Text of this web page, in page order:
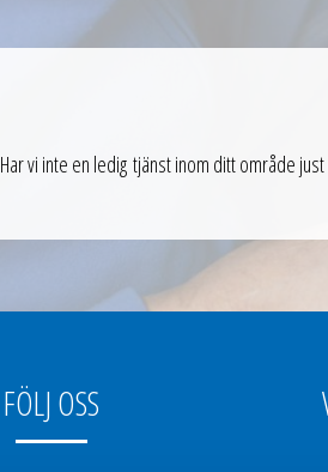
Har vi inte en ledig tjänst inom ditt område
FÖLJ OSS